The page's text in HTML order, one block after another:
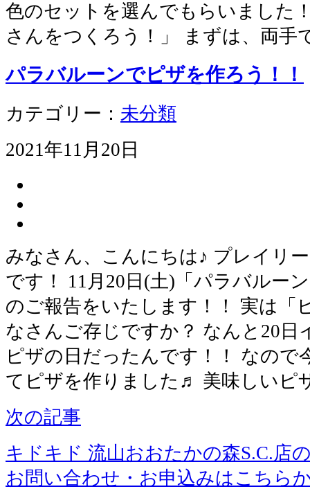
色のセットを選んでもらいました
さんをつくろう！」 まずは、両
パラバルーンでピザを作ろう！！
カテゴリー： 未分類
2021年11月20日
みなさん、こんにちは♪ プレイリ
です！ 11月20日(土)「パラバルー
のご報告をいたします！！ 実は「
なさんご存じですか？ なんと20日
ピザの日だったんです！！ なので
てピザを作りました♬ 美味しいピ
次の記事
キドキド 流山おおたかの森S.C.店
お問い合わせ・お申込みはこちら